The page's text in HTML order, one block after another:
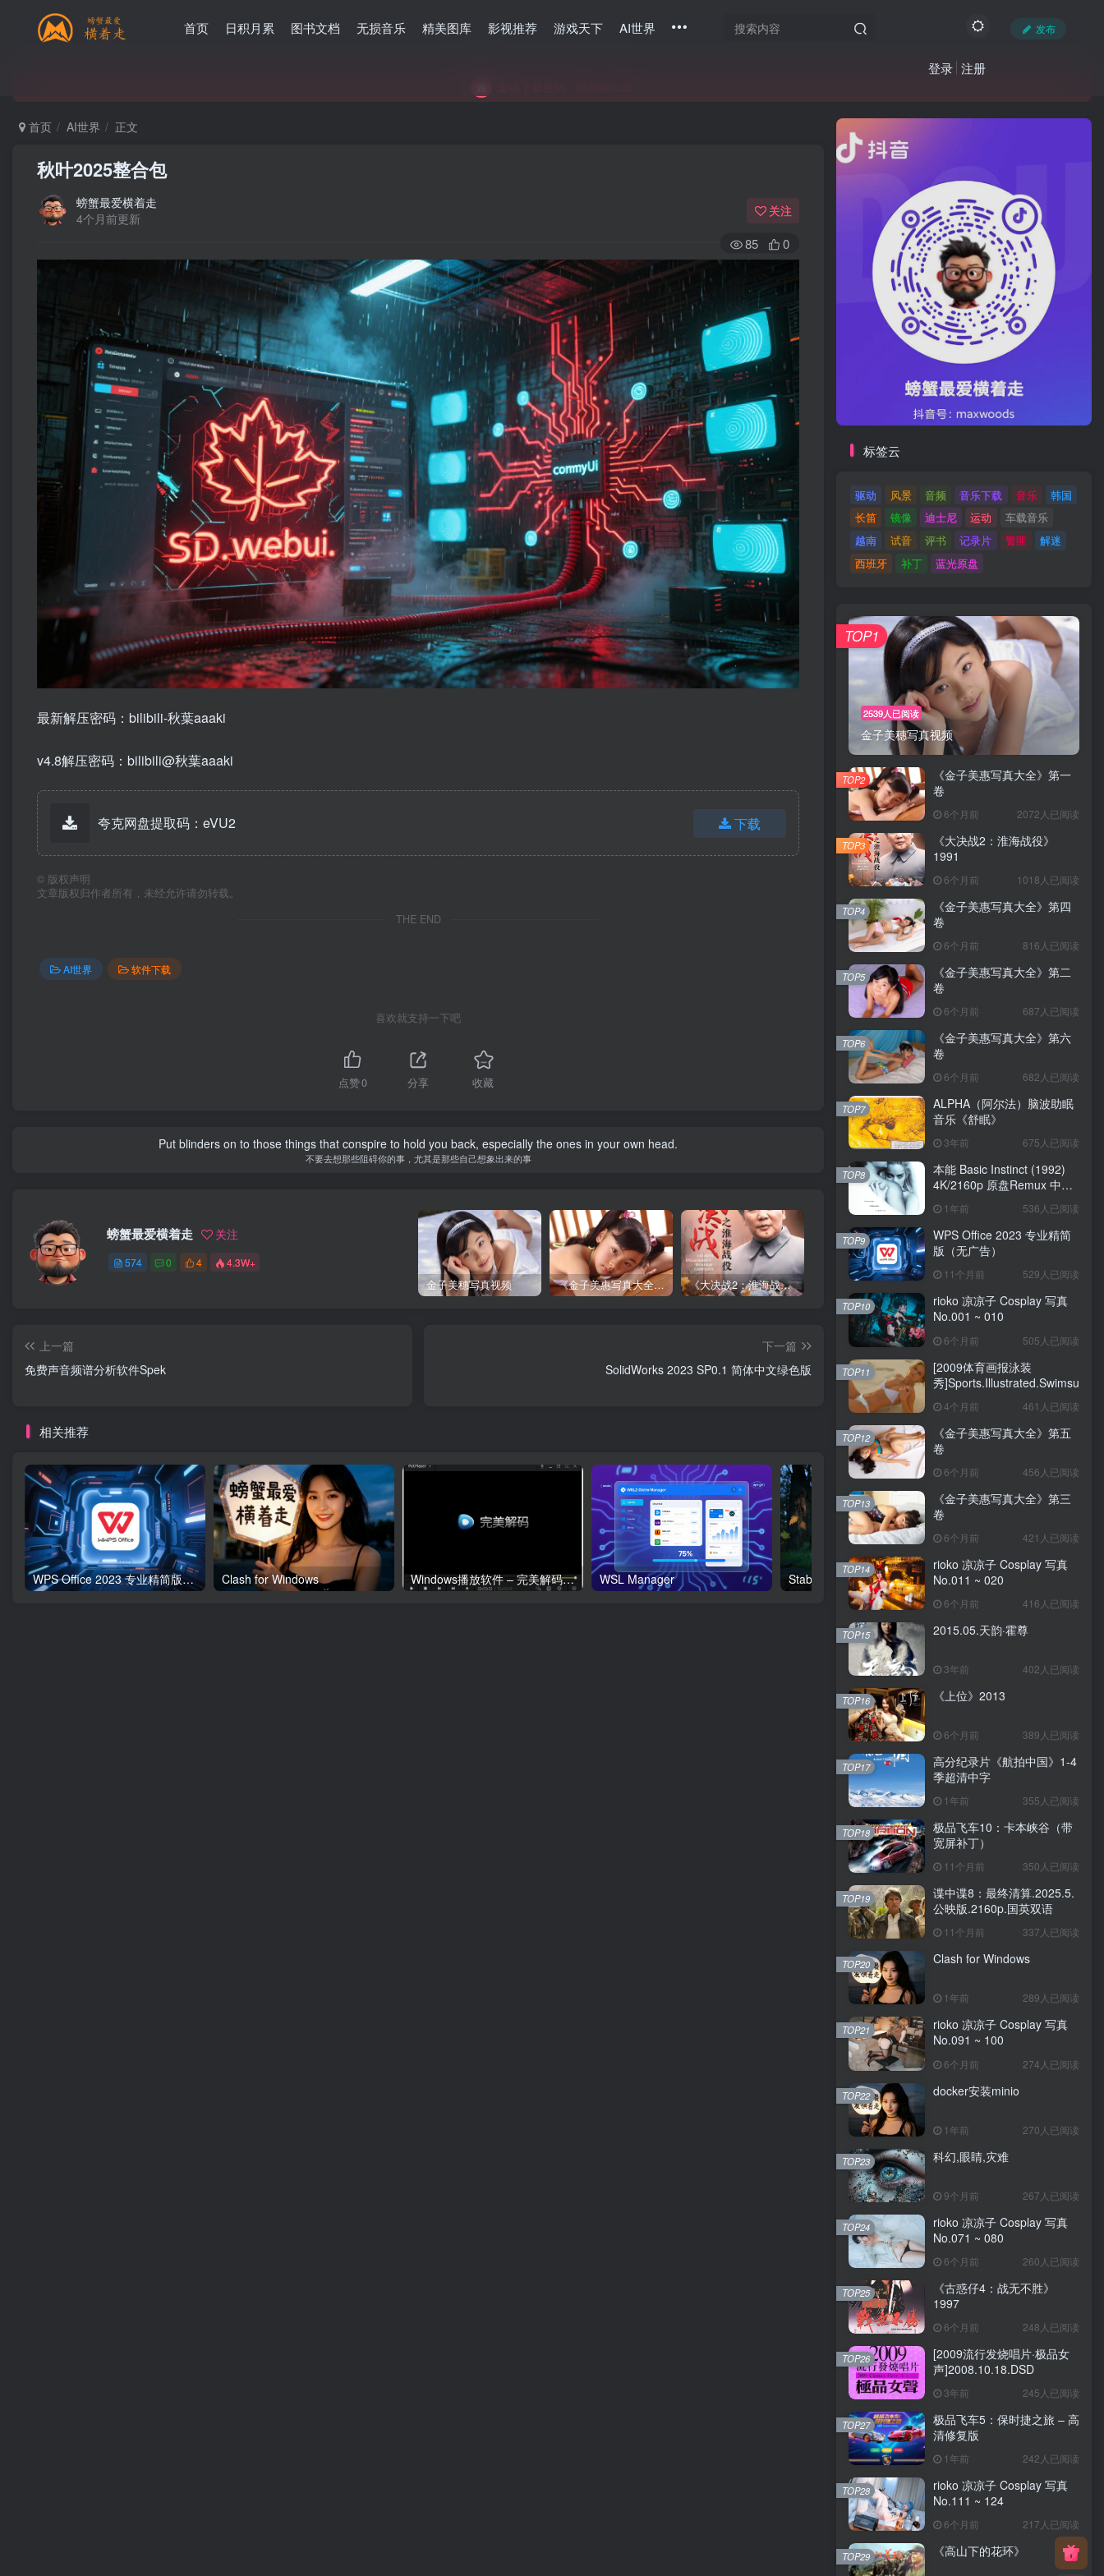
首页 日积月累 图书文档 无损音乐 精美图库 影视推荐 游戏天下 AI世界 发布
登录 注册
全站下载密码：maxwoods
首页 AI世界 正文
秋叶2025整合包
螃蟹最爱横着走
4个月前更新
关注
85 0
最新解压密码：bilibili-秋葉aaaki
v4.8解压密码：bilibili@秋葉aaaki
夸克网盘提取码：eVU2 下载
© 版权声明
文章版权归作者所有，未经允许请勿转载。
THE END
AI世界 软件下载
喜欢就支持一下吧
点赞0 分享 收藏
Put blinders on to those things that conspire to hold you back, especially the ones in your own head.
不要去想那些阻碍你的事，尤其是那些自己想象出来的事
螃蟹最爱横着走 关注
574 0 4 4.3W+
金子美穗写真视频 《金子美惠写真大全》第一卷 《大决战2：淮海战役》1991 《金子美惠写真大全》第四卷
上一篇
免费声音频谱分析软件Spek
下一篇
SolidWorks 2023 SP0.1 简体中文绿色版
相关推荐
WPS Office 2023 专业精简版（无广告） Clash for Windows Windows播放软件 – 完美解码(更新20260123) WSL Manager Stable Difussion WebUI Forge 秋叶整合包 免费开源视频下载器
标签云
驱动 风景 音频 音乐下载 音乐
韩国
长笛
镜像 迪士尼 运动
车载音乐
越南
试音 评书 记录片 警匪
解迷
西班牙
补丁 蓝光原盘
2539人已阅读
金子美穗写真视频
TOP1
《金子美惠写真大全》第一
卷
6个月前 2072人已阅读
TOP2
《大决战2：淮海战役》
1991
6个月前 1018人已阅读
TOP3
《金子美惠写真大全》第四
卷
6个月前 816人已阅读
TOP4
《金子美惠写真大全》第二
卷
6个月前 687人已阅读
TOP5
《金子美惠写真大全》第六
卷
6个月前 682人已阅读
TOP6
ALPHA（阿尔法）脑波助眠
音乐《舒眠》
3年前 675人已阅读
TOP7
本能 Basic Instinct (1992)
4K/2160p 原盘Remux 中文
字幕1年前 536人已阅读
TOP8
WPS Office 2023 专业精简
版（无广告）
11个月前 529人已阅读
TOP9
rioko 凉凉子 Cosplay 写真
No.001 ~ 010
6个月前 505人已阅读
TOP10
[2009体育画报泳装
秀
4个月前 461人已阅读
TOP11
《金子美惠写真大全》第五
卷
6个月前 456人已阅读
TOP12
《金子美惠写真大全》第三
卷
6个月前 421人已阅读
TOP13
rioko 凉凉子 Cosplay 写真
No.011 ~ 020
6个月前 416人已阅读
TOP14
2015.05.天韵·霍尊
3年前 402人已阅读
TOP15
《上位》2013
6个月前 389人已阅读
TOP16
高分纪录片《航拍中国》1-4
季超清中字
1年前 355人已阅读
TOP17
极品飞车10：卡本峡谷（带
宽屏补丁）
11个月前 350人已阅读
TOP18
谍中谍8：最终清算.2025.5.
公映版.2160p.国英双语
11个月前 337人已阅读
TOP19
Clash for Windows
1年前 289人已阅读
TOP20
rioko 凉凉子 Cosplay 写真
No.091 ~ 100
6个月前 274人已阅读
TOP21
docker安装minio
1年前 270人已阅读
TOP22
科幻,眼睛,灾难
9个月前 267人已阅读
TOP23
rioko 凉凉子 Cosplay 写真
No.071 ~ 080
6个月前 260人已阅读
TOP24
《古惑仔4：战无不胜》
1997
6个月前 248人已阅读
TOP25
[2009流行发烧唱片·极品女
声]2008.10.18.DSD
3年前 245人已阅读
TOP26
极品飞车5：保时捷之旅 – 高
清修复版
1年前 242人已阅读
TOP27
rioko 凉凉子 Cosplay 写真
No.111 ~ 124
6个月前 217人已阅读
TOP28
《高山下的花环》
TOP29